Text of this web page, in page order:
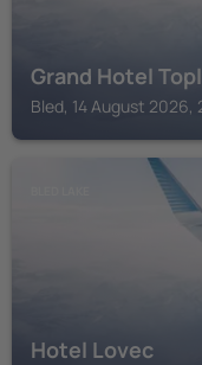
Grand Hotel
Bled, 14 August 2026,
Hotel Lovec